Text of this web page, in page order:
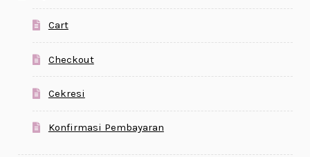
Cart
Checkout
Cekresi
Konfirmasi Pembayaran